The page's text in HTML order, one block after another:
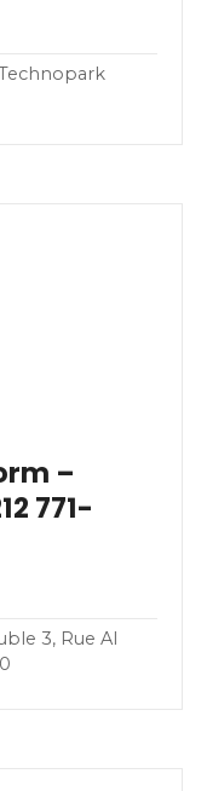
Technopark
–
771-
3, Rue Al